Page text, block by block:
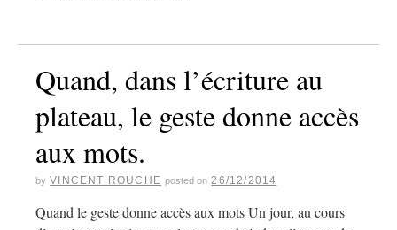
Quand, dans l’écriture au
plateau, le geste donne accès
aux mots.
by VINCENT ROUCHE posted on 26/12/2014
Quand le geste donne accès aux mots Un jour, au cours